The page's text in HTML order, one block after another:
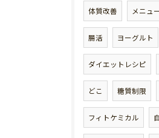
体質改善 メニュ
腸活 ヨーグルト
ダイエットレシピ
どこ 糖質制限
フィトケミカル